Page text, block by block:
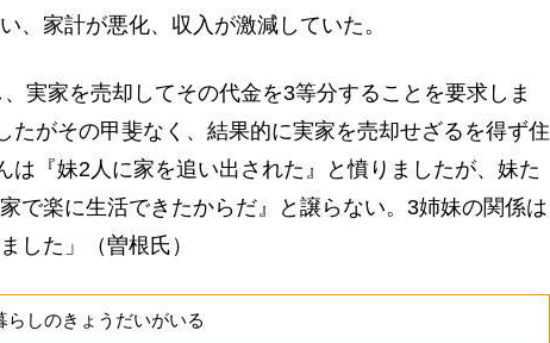
、家計が悪化、収入が激減していた。
、実家を売却してその代金を3等分することを要求しま
たがその甲斐なく、結果的に実家を売却せざるを得ず住
は『妹2人に家を追い出された』と憤りましたが、妹た
で楽に生活できたからだ』と譲らない。3姉妹の関係は
した」（曽根氏）
しのきょうだいがいる